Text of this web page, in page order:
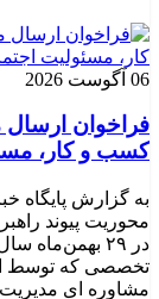
06 آگوست 2026
فراخوان ارسال
کسب و کار،
به گزارش پایگاه
محوریت پیوند
در ۲۹
تخصصی که توسط
مشاوره ای مدیریت